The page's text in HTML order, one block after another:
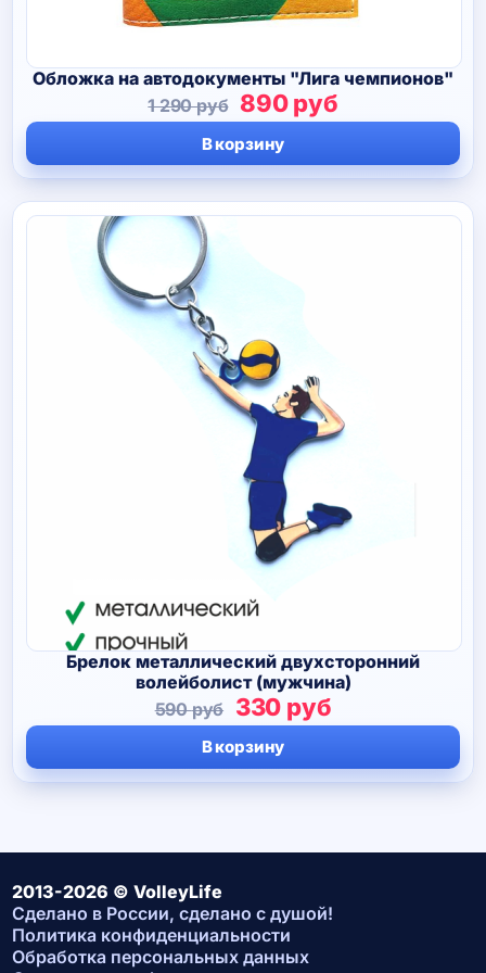
Обложка на автодокументы "Лига чемпионов"
1 290руб Первоначальная
цена
составляла
1
290 руб.
890рубТекущая
цена:
890 руб.
В корзину
Брелок металлический двухсторонний
волейболист (мужчина)
590руб Первоначальная
цена
составляла
590 руб.
330 рубТекущая
цена:
330 руб.
В корзину
2013-2026 © VolleyLife
Сделано в России, сделано с душой!
Политика конфиденциальности
Обработка персональных данных